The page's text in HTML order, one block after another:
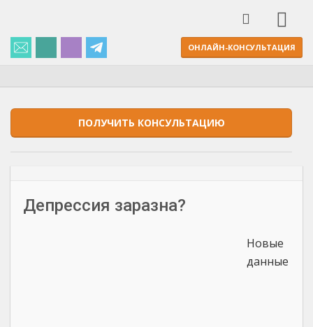
ОНЛАЙН-КОНСУЛЬТАЦИЯ
ПОЛУЧИТЬ КОНСУЛЬТАЦИЮ
Депрессия заразна?
Новые
данные